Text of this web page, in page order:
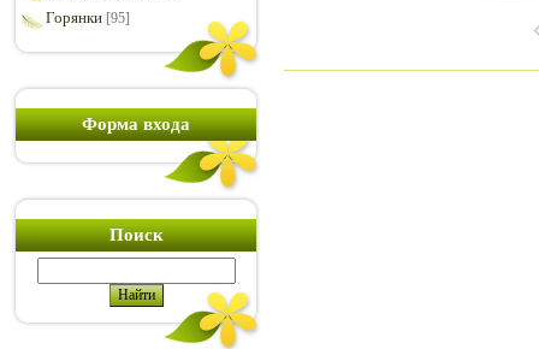
Горянки [95]
Форма входа
Поиск